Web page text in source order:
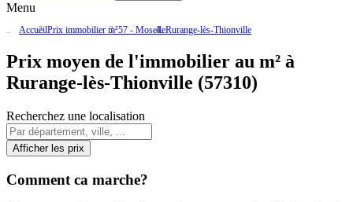
Menu
AccueilPrix immobilier m²57 - MoselleRurange-lès-Thionville
Prix moyen de l'immobilier au m² à
Rurange-lès-Thionville (57310)
Recherchez une localisation
Afficher les prix
Comment ca marche?